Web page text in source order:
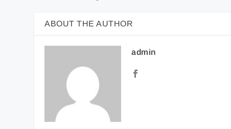
ABOUT THE AUTHOR
admin